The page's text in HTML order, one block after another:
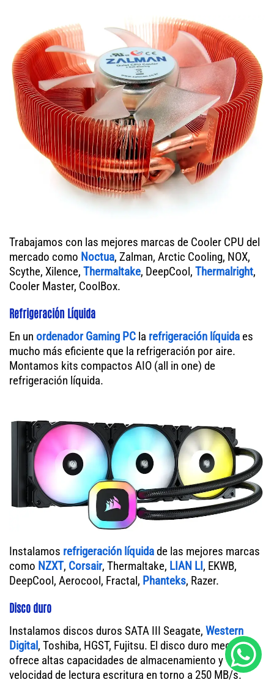
Trabajamos con las mejores marcas de Cooler CPU del
mercado como Noctua, Zalman, Arctic Cooling, NOX,
Scythe, Xilence, Thermaltake, DeepCool, Thermalright,
Cooler Master, CoolBox.
Refrigeración Líquida
En un ordenador Gaming PC la refrigeración líquida es
mucho más eficiente que la refrigeración por aire.
Montamos kits compactos AIO (all in one) de
refrigeración líquida.
Instalamos refrigeración líquidade las mejores marcas
como NZXT, Corsair, Thermaltake, LIAN LI, EKWB,
DeepCool, Aerocool, Fractal, Phanteks, Razer.
Disco duro
Instalamos discos duros SATA III Seagate, Western
Digital, Toshiba, HGST, Fujitsu. El disco duro mecánico
ofrece altas capacidades de almacenamiento y
velocidad de lectura escritura en torno a 250 MB/s.